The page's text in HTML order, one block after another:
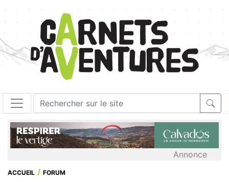
Annonce
ACCUEIL FORUM